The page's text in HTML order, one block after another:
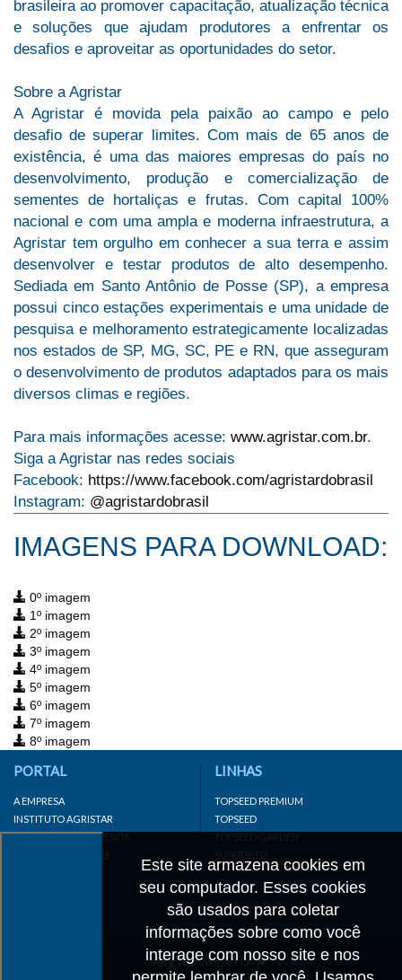
brasileira ao promover capacitação, atualização técnica
e soluções que ajudam produtores a enfrentar os
desafios e aproveitar as oportunidades do setor.
Sobre a Agristar
A Agristar é movida pela paixão ao campo e pelo
desafio de superar limites. Com mais de 65 anos de
existência, é uma das maiores empresas do país no
desenvolvimento, produção e comercialização de
sementes de hortaliças e frutas. Com capital 100%
nacional e com uma ampla e moderna infraestrutura, a
Agristar tem orgulho em conhecer a sua terra e assim
desenvolver e testar produtos de alto desempenho.
Sediada em Santo Antônio de Posse (SP), a empresa
possui cinco estações experimentais e uma unidade de
pesquisa e melhoramento estrategicamente localizadas
nos estados de SP, MG, SC, PE e RN, que asseguram
o desenvolvimento de produtos adaptados para os mais
diversos climas e regiões.
Para mais informações acesse: www.agristar.com.br.
Siga a Agristar nas redes sociais
Facebook: https://www.facebook.com/agristardobrasil
Instagram: @agristardobrasil
IMAGENS PARA DOWNLOAD:
0º imagem
1º imagem
2º imagem
3º imagem
4º imagem
5º imagem
6º imagem
7º imagem
8º imagem
Este site armazena cookies em
seu computador. Esses cookies
são usados para coletar
informações sobre como você
interage com nosso site e nos
PORTAL
A EMPRESA
INSTITUTO AGRISTAR
DISTRIBUIDOR/REVENDA
LINKS IMPORTANTES
LINHAS
TOPSEED PREMIUM
TOPSEED
TOPSEED GARDEN
SUPERSEED
ATENDIMENTO